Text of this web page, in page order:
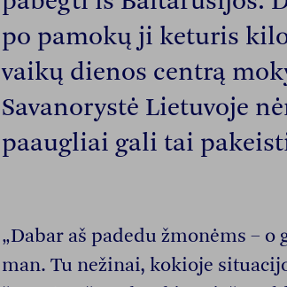
po pamokų ji keturis
vaikų dienos centrą
Savanorystė Lietuvoje
paaugliai gali tai
„Dabar aš padedu žmonėms – o
man. Tu nežinai, kokioje